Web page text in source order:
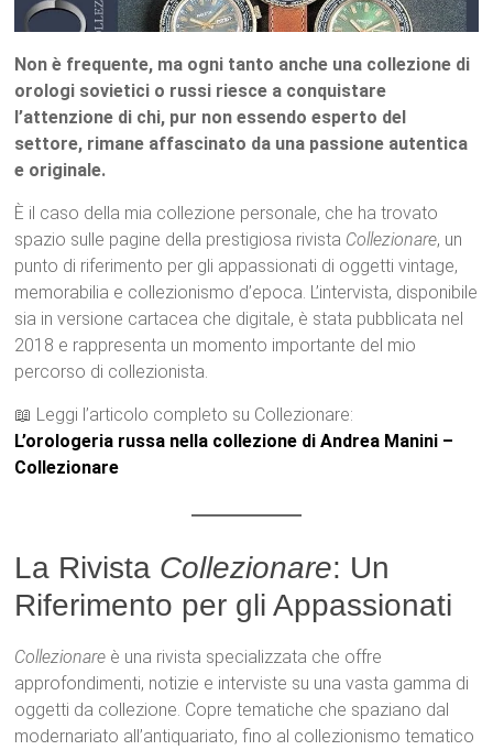
Non è frequente, ma ogni tanto anche una collezione di
orologi sovietici o russi riesce a conquistare
l’attenzione di chi, pur non essendo esperto del
settore, rimane affascinato da una passione autentica
e originale.
È il caso della mia collezione personale, che ha trovato
spazio sulle pagine della prestigiosa rivista Collezionare, un
punto di riferimento per gli appassionati di oggetti vintage,
memorabilia e collezionismo d’epoca. L’intervista, disponibile
sia in versione cartacea che digitale, è stata pubblicata nel
2018 e rappresenta un momento importante del mio
percorso di collezionista.
📖 Leggi l’articolo completo su Collezionare:
L’orologeria russa nella collezione di Andrea Manini –
Collezionare
La Rivista Collezionare: Un
Riferimento per gli Appassionati
Collezionare è una rivista specializzata che offre
approfondimenti, notizie e interviste su una vasta gamma di
oggetti da collezione. Copre tematiche che spaziano dal
modernariato all’antiquariato, fino al collezionismo tematico